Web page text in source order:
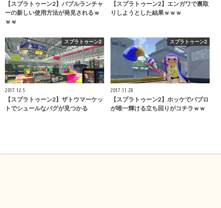
【スプラトゥーン2】バブルランチャ
ーの新しい使用方法が発見されるｗ
ｗｗ
【スプラトゥーン2】エンガワで裏取
りしようとした結果ｗｗｗ
スプラトゥーン2
2017.12.5
【スプラトゥーン2】ザトウマーケッ
トでシュールなバグが見つかる
スプラトゥーン2
2017.11.28
【スプラトゥーン2】ホッケでパブロ
が唯一輝ける立ち回りがコチラｗｗ